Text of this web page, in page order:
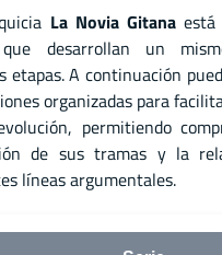
La Novia Gitana
que desarrollan un
etapas. A continuación
organizadas para
permitiendo
de sus tramas y la
líneas argumentales.